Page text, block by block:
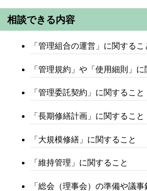
相談できる内容
「管理組合の運営」に関するこ
「管理規約」や「使用細則」に
「管理委託契約」に関すること
「長期修繕計画」に関すること
「大規模修繕」に関すること
「維持管理」に関すること
「総会（理事会）の準備や議